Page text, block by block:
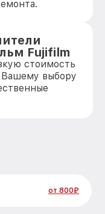
Fujifilm
стоимость
Вашему выбору
от 800₽